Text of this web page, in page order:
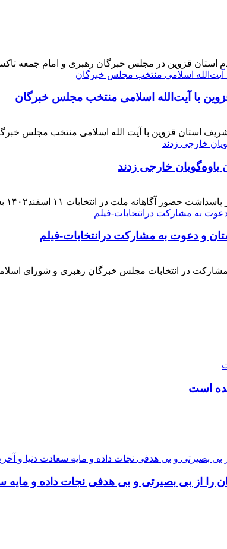
استان قزوین در مجلس خبرگان رهبری و امام جمعه
با آیت‌الله‌ اسلامی منتخب مجلس‌ خبرگان
استان قزوین با آیت الله اسلامی منتخب مجلس
خارجی زدند
۱۱ اسفند۱۴۰۲ بسم الله الرحمن الرحیم بار دیگر حضور حماسی [ ... ]
و دعوت به مشارکت درانتخابات-فیلم
مشارکت در انتخابات مجلس خبرگان رهبری و شورای
است
را از بی بصیرتی و بی هدفی نجات داده و